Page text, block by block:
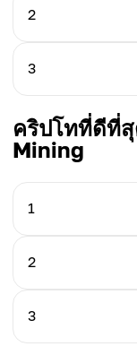
สินทรัพย์คริปโต
ขุดได้ต่อวัน
กำไรรายเดือน
2
สินทรัพย์คริปโต
ขุดได้ต่อวัน
0.02927626 ZEC
~ 329.4 $
3
สินทรัพย์คริปโต
Zano (ZANO)
1.423 ZANO
~ 170.76 $
คริปโทที่ดีที่สุ
Mining
1
สินทรัพย์คริปโต
ขุดได้ต่อวัน
2
สินทรัพย์คริปโต
3